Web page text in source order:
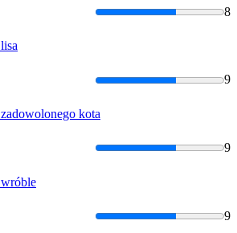
8
lisa
9
zadowolonego kota
9
wróble
9